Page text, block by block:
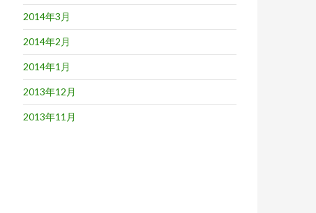
2014年3月
2014年2月
2014年1月
2013年12月
2013年11月